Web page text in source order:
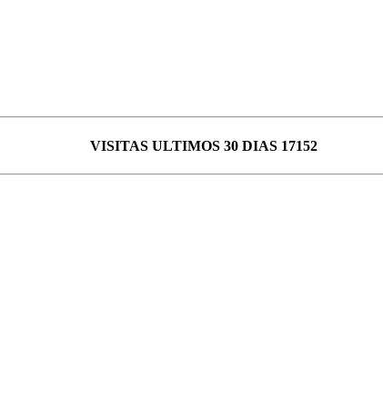
VISITAS ULTIMOS 30 DIAS 17152